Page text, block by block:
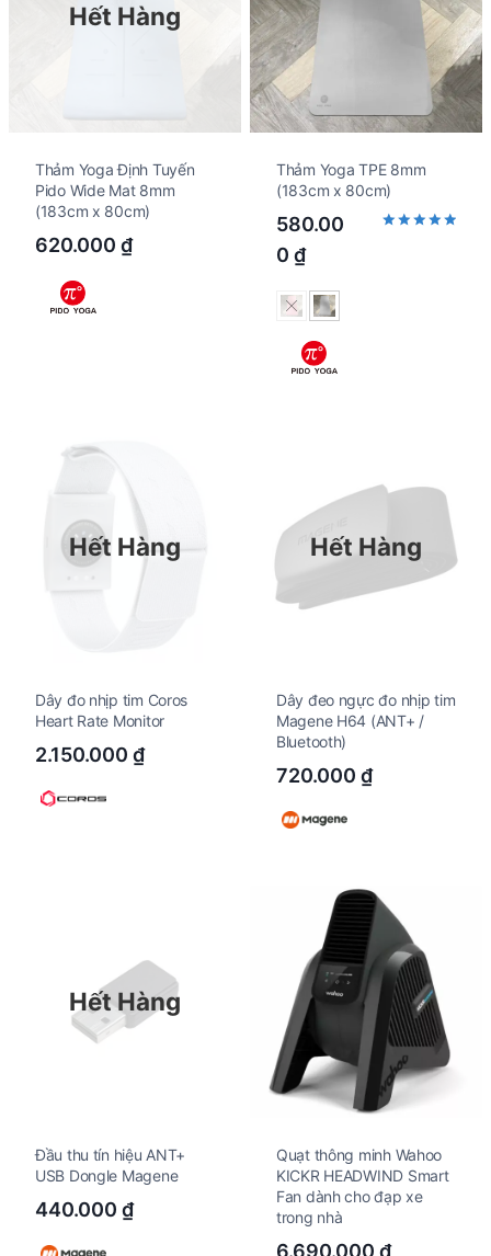
Hết Hàng
Thảm Yoga Định Tuyến
Pido Wide Mat 8mm
(183cm x 80cm)
620.000 ₫
Thảm Yoga TPE 8mm
(183cm x 80cm)
580.00
0 ₫
Hết Hàng
Dây đo nhịp tim Coros
Heart Rate Monitor
2.150.000 ₫
Hết Hàng
Dây đeo ngực đo nhịp tim
Magene H64 (ANT+ /
Bluetooth)
720.000 ₫
Hết Hàng
Đầu thu tín hiệu ANT+
USB Dongle Magene
440.000 ₫
Quạt thông minh Wahoo
KICKR HEADWIND Smart
Fan dành cho đạp xe
trong nhà
6.690.000 ₫